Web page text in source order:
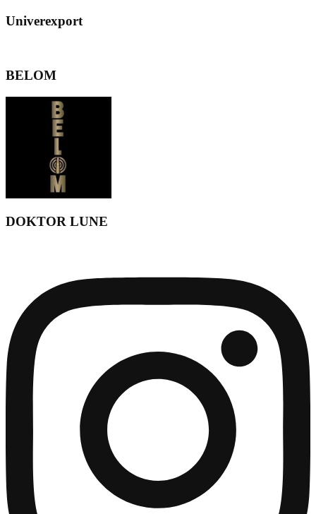
Univerexport
BELOM
DOKTOR LUNE